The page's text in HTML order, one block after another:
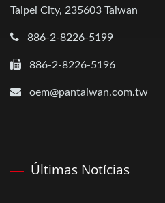
Taipei City, 235603 Taiwan
886-2-8226-5199
886-2-8226-5196
oem@pantaiwan.com.tw
Últimas Notícias